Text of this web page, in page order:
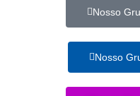
Nosso
Nosso